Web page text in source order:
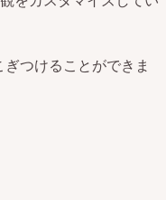
つけることができま